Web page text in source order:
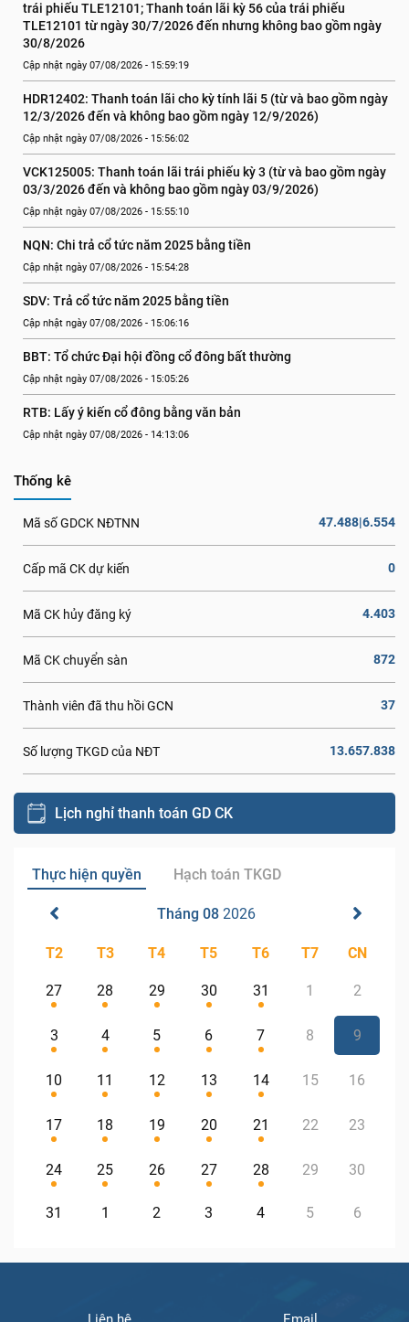
trái phiếu TLE12101; Thanh toán lãi kỳ 56 của trái phiếu
TLE12101 từ ngày 30/7/2026 đến nhưng không bao gồm ngày
30/8/2026
Cập nhật ngày 07/08/2026 - 15:59:19
HDR12402: Thanh toán lãi cho kỳ tính lãi 5 (từ và bao gồm ngày
12/3/2026 đến và không bao gồm ngày 12/9/2026)
Cập nhật ngày 07/08/2026 - 15:56:02
VCK125005: Thanh toán lãi trái phiếu kỳ 3 (từ và bao gồm ngày
03/3/2026 đến và không bao gồm ngày 03/9/2026)
Cập nhật ngày 07/08/2026 - 15:55:10
NQN: Chi trả cổ tức năm 2025 bằng tiền
Cập nhật ngày 07/08/2026 - 15:54:28
SDV: Trả cổ tức năm 2025 bằng tiền
Cập nhật ngày 07/08/2026 - 15:06:16
BBT: Tổ chức Đại hội đồng cổ đông bất thường
Cập nhật ngày 07/08/2026 - 15:05:26
RTB: Lấy ý kiến cổ đông bằng văn bản
Cập nhật ngày 07/08/2026 - 14:13:06
Thống kê
Mã số GDCK NĐTNN 47.488|6.554
Cấp mã CK dự kiến 0
Mã CK hủy đăng ký 4.403
Mã CK chuyển sàn 872
Thành viên đã thu hồi GCN 37
Số lượng TKGD của NĐT 13.657.838
Lịch nghỉ thanh toán GD CK
Thực hiện quyền Hạch toán TKGD
Tháng 08 2026
T2 T3 T4 T5 T6 T7 CN
27 28 29 30 31 1 2
3 4 5 6 7 8 9
10 11 12 13 14 15 16
17 18 19 20 21 22 23
24 25 26 27 28 29 30
31 1 2 3 4 5 6